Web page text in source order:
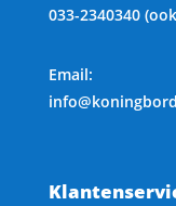
033-2340340
Email: